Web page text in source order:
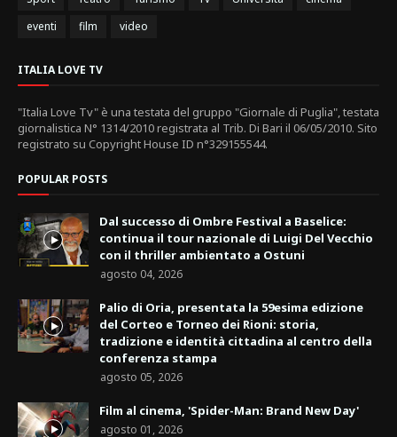
eventi
film video
ITALIA LOVE TV
"Italia Love Tv" è una testata del gruppo "Giornale di Puglia", testata
giornalistica N° 1314/2010 registrata al Trib. Di Bari il 06/05/2010. Sito
registrato su Copyright House ID n°329155544.
POPULAR POSTS
Dal successo di Ombre Festival a Baselice:
continua il tour nazionale di Luigi Del Vecchio
con il thriller ambientato a Ostuni
agosto 04, 2026
Palio di Oria, presentata la 59esima edizione
del Corteo e Torneo dei Rioni: storia,
tradizione e identità cittadina al centro della
conferenza stampa
agosto 05, 2026
Film al cinema, 'Spider-Man: Brand New Day'
agosto 01, 2026